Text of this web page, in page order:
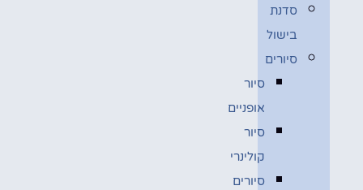
סדנת
בישול
סיורים
סיור
אופניים
סיור
קולינרי
סיורים